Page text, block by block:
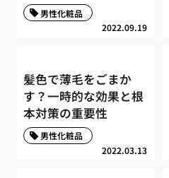
2022.09.19
男性化粧品
髪色で薄毛をごまか
す？一時的な効果と根
本対策の重要性
2022.03.13
男性化粧品